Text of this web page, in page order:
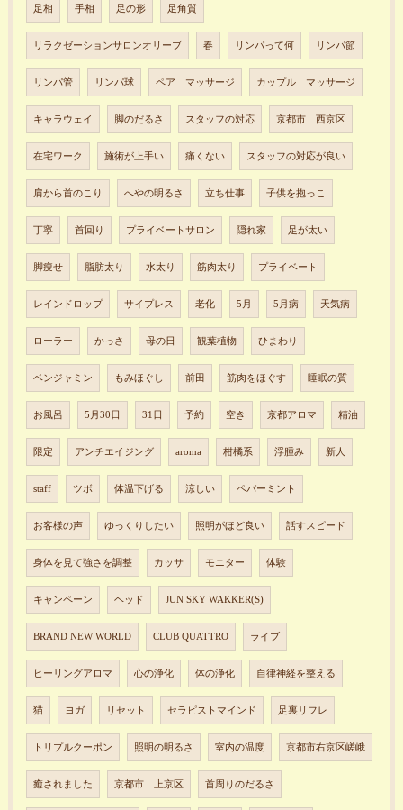
足相 手相 足の形 足角質
リラクゼーションサロンオリーブ 春 リンパって何 リンパ節
リンパ管 リンパ球 ペア マッサージ カップル マッサージ
キャラウェイ 脚のだるさ スタッフの対応 京都市 西京区
在宅ワーク 施術が上手い 痛くない スタッフの対応が良い
肩から首のこり へやの明るさ 立ち仕事 子供を抱っこ
丁寧 首回り プライベートサロン 隠れ家 足が太い
脚痩せ 脂肪太り 水太り 筋肉太り プライベート
レインドロップ サイプレス 老化 5月 5月病 天気病
ローラー かっさ 母の日 観葉植物 ひまわり
ベンジャミン もみほぐし 前田 筋肉をほぐす 睡眠の質
お風呂 5月30日 31日 予約 空き 京都アロマ 精油
限定 アンチエイジング aroma 柑橘系 浮腫み 新人
staff ツボ 体温下げる 涼しい ペパーミント
お客様の声 ゆっくりしたい 照明がほど良い 話すスピード
身体を見て強さを調整 カッサ モニター 体験
キャンペーン ヘッド JUN SKY WAKKER(S)
BRAND NEW WORLD CLUB QUATTRO ライブ
ヒーリングアロマ 心の浄化 体の浄化 自律神経を整える
猫 ヨガ リセット セラピストマインド 足裏リフレ
トリプルクーポン 照明の明るさ 室内の温度 京都市右京区嵯峨
癒されました 京都市 上京区 首周りのだるさ